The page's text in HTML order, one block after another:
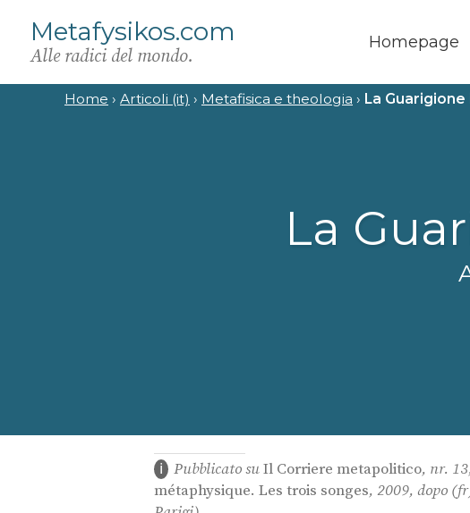
Metafysikos.com
Alle radici del mondo.
Homepage
Home › Articoli (it) › Metafisica e theologia › La
La
Pubblicato suIl Corriere metapolitico, nr.
métaphysique. Les trois songes, 2009, dopo